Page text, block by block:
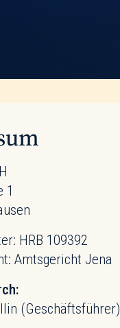
1
HRB 109392
Amtsgericht Jena
(Geschäftsführer)